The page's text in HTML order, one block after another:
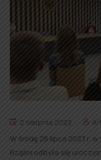
2 sierpnia 2023
W środę 26 lipca 2023 r.
Rząśni odbyła się